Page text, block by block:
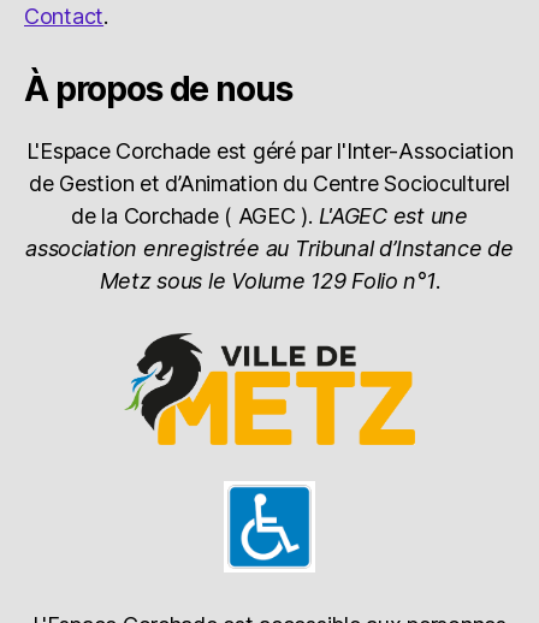
Contact.
À propos de nous
L'Espace Corchade est géré par l'Inter-Association
de Gestion et d’Animation du Centre Socioculturel
de la Corchade ( AGEC ). L'AGEC est une
association enregistrée au Tribunal d’Instance de
Metz sous le Volume 129 Folio n°1.